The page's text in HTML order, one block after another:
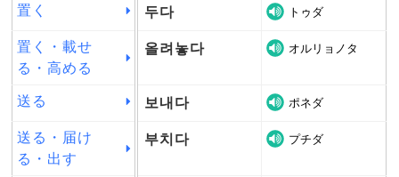
置く 두다 トゥダ
置く・載せ
る・高める
올려놓다 オルリョノタ
送る 보내다 ポネダ
送る・届け
る・出す
부치다 プチダ